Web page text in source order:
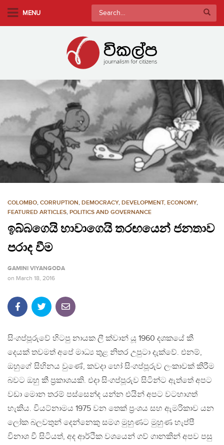
m
n
e
MENU
Search
for:
COLOMBO, CORRUPTION, DEMOCRACY, DEVELOPMENT, ECONOMY,
FEATURED ARTICLES, POLITICS AND GOVERNANCE
ඉබ්බගෙයි හාවාගෙයි තරඟයෙන් ජනතාව
පරාද වීම
GAMINI VIYANGODA
on March 18, 2016
සිංගප්පූරුවේ හිටපු නායක ලී ක්වාන් යූ 1960 දශකයේ කී
දෙයක් තවමත් අපේ මාධ්‍ය තුළ නිතර උපුටා දැක්වේ. එනම්,
ඔහුගේ සිහිනය වුණේ, කවදා හෝ සිංගප්පූරුව ලංකාවක් කිරීම
බවට ඔහු කී ප‍්‍රකාශයකි. එදා සිංගප්පූරුව සිටින්ට ඇත්තේ අපට
වඩා මොන තරම් පස්සෙන්ද යන්න එයින් අපට වටහාගත්
හැකිය. වියට්නාමය 1975 වන තෙක් ප‍්‍රංශය සහ ඇමරිකාව යන
ලෝක බලවතුන් දෙන්නෙකු සමග මුහුණට මුහුණ හැප්පී
විනාශ වී සිටියත්, අද ආර්ථික වශයෙන් ගව් ගානකින් අපව පසු